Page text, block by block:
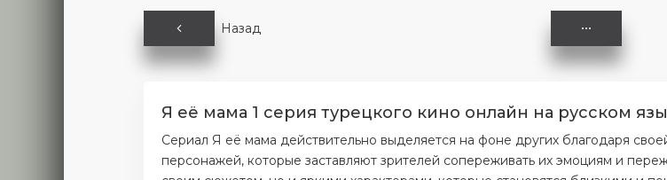
Назад
Я её мама 1 серия турецкого кино онлайн на русском
Сериал Я её мама действительно выделяется на фоне других благодаря
персонажей, которые заставляют зрителей сопереживать их эмоциям и